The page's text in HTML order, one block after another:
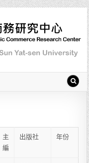
主
編
出版社 年份